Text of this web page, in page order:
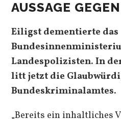
AUSSAGE
Eiligst dementierte das
Landespolizisten. In
litt jetzt die
Bundeskriminalamtes.
„Bereits ein inhaltliches